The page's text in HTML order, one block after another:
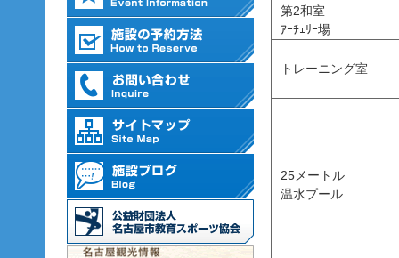
第2和室
ｱｰﾁｪﾘｰ場
トレーニング室
25メートル
温水プール